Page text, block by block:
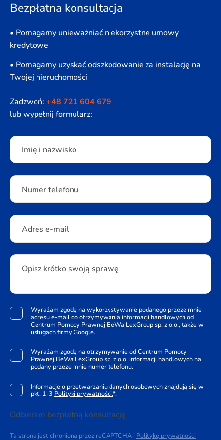
Bezpłatna konsultacja
• Pomagamy unieważniać niekorzystne umowy
kredytowe
• Pomagamy uzyskać odszkodowanie za instalację na
Twojej nieruchomości
Zadzwoń: +48 721 604 679
lub wypełnij formularz:
Please leave this field empty.
Imię i nazwisko
Numer telefonu
Adres e-mail
Opisz krótko swoją sprawę
Wyrażam zgodę na wykorzystywanie podanego przeze mnie
adresu e-mail do otrzymywania informacji handlowych od
Centrum Pomocy Prawnej BeWa LexGroup sp. z o.o., także w
usługach firmy Google.
Wyrażam zgodę na otrzymywanie od Centrum Pomocy
Prawnej BeWa LexGroup sp. z o.o. informacji handlowych na
podany przeze mnie numer telefonu.
Informacje o przetwarzaniu danych osobowych znajdują się w
pkt. 1-3 Polityki prywatności.*.
Odbieram bezpłatną konsultację
Ta strona jest chroniona przez reCAPTCHA i Politykę prywatności